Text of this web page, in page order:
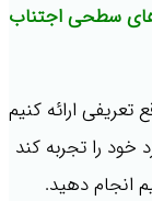
سطحی اجتناب
تعریفی ارائه کنیم
خود را تجربه کند
انجام دهید.